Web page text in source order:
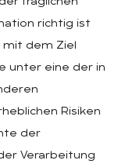
richtig ist
mit dem Ziel
unter eine der in
Risiken
der
Verarbeitung